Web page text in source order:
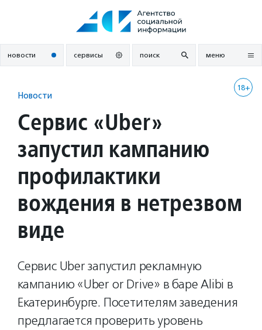
новости сервисы поиск меню
18+
Новости
Сервис «Uber»
запустил кампанию
профилактики
вождения в нетрезвом
виде
Сервис Uber запустил рекламную
кампанию «Uber or Drive» в баре Alibi в
Екатеринбурге. Посетителям заведения
предлагается проверить уровень